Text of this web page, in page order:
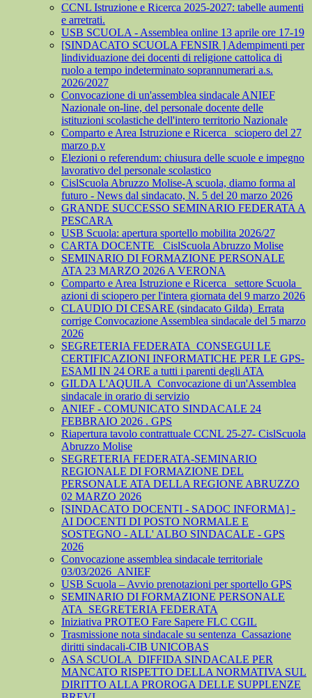
CCNL Istruzione e Ricerca 2025-2027: tabelle aumenti
e arretrati.
USB SCUOLA - Assemblea online 13 aprile ore 17-19
[SINDACATO SCUOLA FENSIR ] Adempimenti per
lindividuazione dei docenti di religione cattolica di
ruolo a tempo indeterminato soprannumerari a.s.
2026/2027
Convocazione di un'assemblea sindacale ANIEF
Nazionale on-line, del personale docente delle
istituzioni scolastiche dell'intero territorio Nazionale
Comparto e Area Istruzione e Ricerca_ sciopero del 27
marzo p.v
Elezioni o referendum: chiusura delle scuole e impegno
lavorativo del personale scolastico
CislScuola Abruzzo Molise-A scuola, diamo forma al
futuro - News dal sindacato, N. 5 del 20 marzo 2026
GRANDE SUCCESSO SEMINARIO FEDERATA A
PESCARA
USB Scuola: apertura sportello mobilita 2026/27
CARTA DOCENTE_ CislScuola Abruzzo Molise
SEMINARIO DI FORMAZIONE PERSONALE
ATA 23 MARZO 2026 A VERONA
Comparto e Area Istruzione e Ricerca_ settore Scuola_
azioni di sciopero per l'intera giornata del 9 marzo 2026
CLAUDIO DI CESARE (sindacato Gilda)_Errata
corrige Convocazione Assemblea sindacale del 5 marzo
2026
SEGRETERIA FEDERATA_CONSEGUI LE
CERTIFICAZIONI INFORMATICHE PER LE GPS-
ESAMI IN 24 ORE a tutti i parenti degli ATA
GILDA L'AQUILA_Convocazione di un'Assemblea
sindacale in orario di servizio
ANIEF - COMUNICATO SINDACALE 24
FEBBRAIO 2026 . GPS
Riapertura tavolo contrattuale CCNL 25-27- CislScuola
Abruzzo Molise
SEGRETERIA FEDERATA-SEMINARIO
REGIONALE DI FORMAZIONE DEL
PERSONALE ATA DELLA REGIONE ABRUZZO
02 MARZO 2026
[SINDACATO DOCENTI - SADOC INFORMA] -
AI DOCENTI DI POSTO NORMALE E
SOSTEGNO - ALL' ALBO SINDACALE - GPS
2026
Convocazione assemblea sindacale territoriale
03/03/2026_ANIEF
USB Scuola – Avvio prenotazioni per sportello GPS
SEMINARIO DI FORMAZIONE PERSONALE
ATA_SEGRETERIA FEDERATA
Iniziativa PROTEO Fare Sapere FLC CGIL
Trasmissione nota sindacale su sentenza_Cassazione
diritti sindacali-CIB UNICOBAS
ASA SCUOLA_DIFFIDA SINDACALE PER
MANCATO RISPETTO DELLA NORMATIVA SUL
DIRITTO ALLA PROROGA DELLE SUPPLENZE